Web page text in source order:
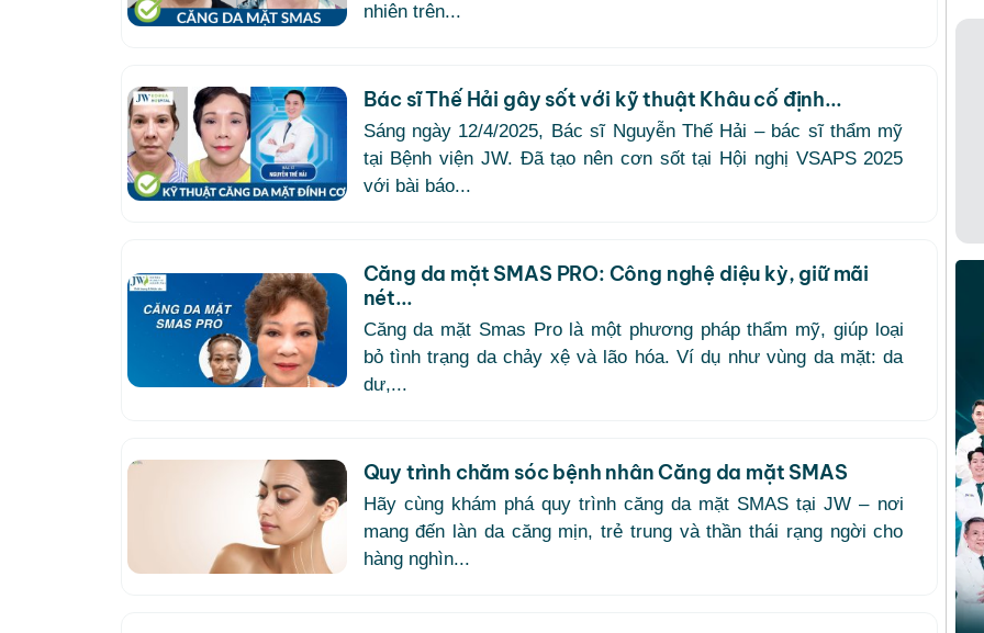
nhiên trên...
Bác sĩ Thế Hải gây sốt với kỹ thuật Khâu cố định...
Sáng ngày 12/4/2025, Bác sĩ Nguyễn Thế Hải – bác sĩ thẩm mỹ
tại Bệnh viện JW. Đã tạo nên cơn sốt tại Hội nghị VSAPS 2025
với bài báo...
Căng da mặt SMAS PRO: Công nghệ diệu kỳ, giữ mãi
nét...
Căng da mặt Smas Pro là một phương pháp thẩm mỹ, giúp loại
bỏ tình trạng da chảy xệ và lão hóa. Ví dụ như vùng da mặt: da
dư,...
Quy trình chăm sóc bệnh nhân Căng da mặt SMAS
Hãy cùng khám phá quy trình căng da mặt SMAS tại JW – nơi
mang đến làn da căng mịn, trẻ trung và thần thái rạng ngời cho
hàng nghìn...